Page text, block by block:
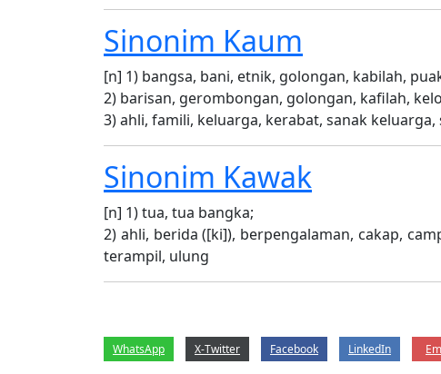
Sinonim Kaum
[n] 1) bangsa, bani, etnik, golongan, kabilah,
2) barisan, gerombongan, golongan, kafilah,
3) ahli, famili, keluarga, kerabat, sanak
Sinonim Kawak
[n] 1) tua, tua bangka;
2) ahli, berida ([ki]), berpengalaman, cakap,
terampil, ulung
WhatsApp X-Twitter Facebook LinkedIn